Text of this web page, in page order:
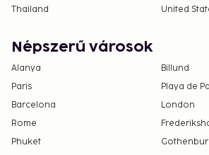
Thailand
United
Népszerű városok
Alanya
Billund
Paris
Playa de
Barcelona
London
Rome
Phuket